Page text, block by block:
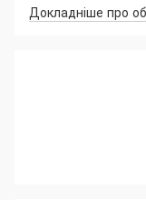
Докладніше про